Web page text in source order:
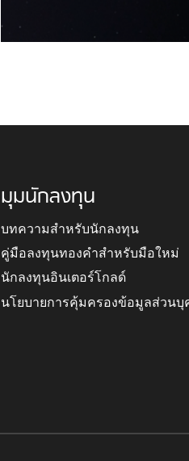
มุมนักลงทุน
บทความสำหรับนักลงทุน
คู่มือลงทุนทองคำสำหรับมือใหม่
นักลงทุนอินเตอร์โกลด์
นโยบายการคุ้มครองข้อมูลส่วนบุ